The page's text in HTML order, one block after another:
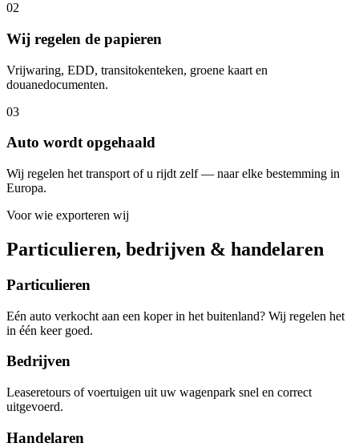
02
Wij regelen de papieren
Vrijwaring, EDD, transitokenteken, groene kaart en
douanedocumenten.
03
Auto wordt opgehaald
Wij regelen het transport of u rijdt zelf — naar elke bestemming in
Europa.
Voor wie exporteren wij
Particulieren, bedrijven & handelaren
Particulieren
Eén auto verkocht aan een koper in het buitenland? Wij regelen het
in één keer goed.
Bedrijven
Leaseretours of voertuigen uit uw wagenpark snel en correct
uitgevoerd.
Handelaren